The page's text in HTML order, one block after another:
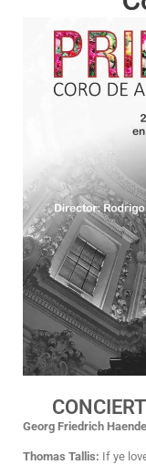
Georg Friedrich
Thomas Tallis: If ye